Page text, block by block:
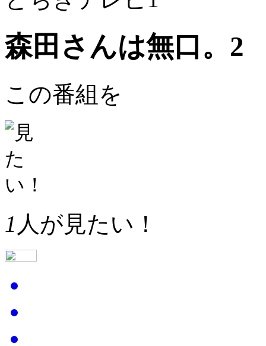
森田さんは無口。2
この番組を
1 人が見たい！